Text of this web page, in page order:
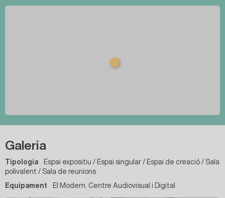
Galeria
Tipologia
Espai expositiu / Espai singular / Espai de creació / Sala
polivalent / Sala de reunions
Equipament
El Modern. Centre Audiovisual i Digital